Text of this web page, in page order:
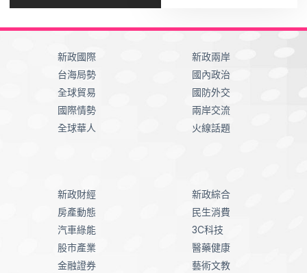
新政國際
台海局勢
全球貿易
國際情勢
全球華人
新政兩岸
國內政治
國防外交
兩岸交流
火線話題
新政財經
房產動態
汽車綠能
股市產業
金融證券
新政綜合
民生消費
3C科技
醫藥健康
藝術文教